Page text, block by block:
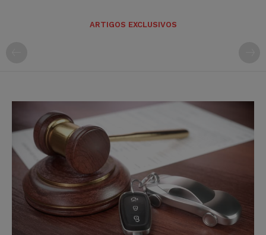
ARTIGOS EXCLUSIVOS